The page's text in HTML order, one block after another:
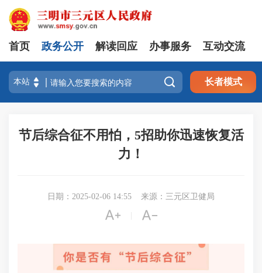
首页 政务公开 解读回应 办事服务 互动交流
 长者模式
节后综合征不用怕，5招助你迅速恢复活
力！
日期：2025-02-06 14:55 来源：三元区卫健局
 